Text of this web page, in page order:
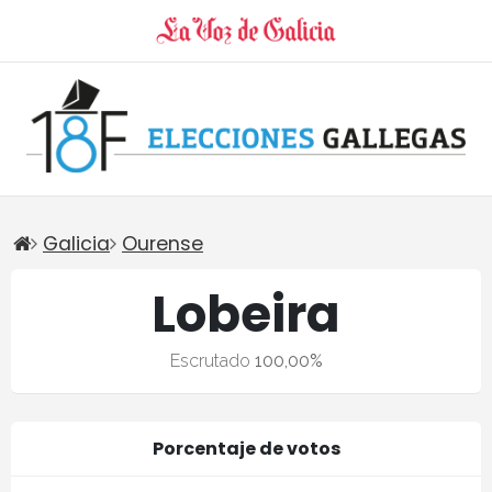
Galicia Ourense
Lobeira
Escrutado 100,00%
Porcentaje de votos